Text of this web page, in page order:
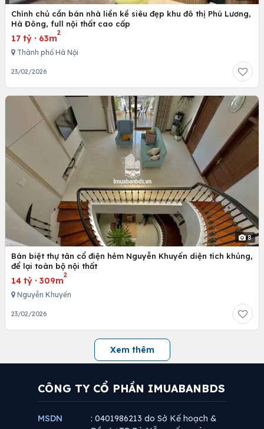
Chính chủ cần bán nhà liền kề siêu đẹp khu đô thị Phú Lương,
Hà Đông, full nội thất cao cấp
17 tỷ · 63m
2
Thành phố Hà Nội
23/02/2026
8
Bán biệt thự tân cổ điện hẻm Nguyễn Khuyến diện tích khủng,
để lại toàn bộ nội thất
14 tỷ · 309m
2
Nguyễn Khuyến
23/02/2026
Xem thêm
CÔNG TY CỔ PHẦN IMUABANBDS
MSDN
: 0401986213 do Sở Kế hoạch &